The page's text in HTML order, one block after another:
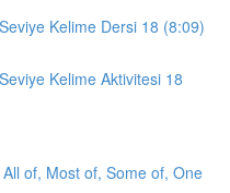
Kelime Dersi 18 (8:09)
Kelime Aktivitesi 18
of, Most of, Some of, One